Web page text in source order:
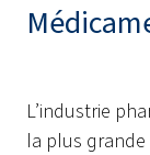
L’industrie
la plus